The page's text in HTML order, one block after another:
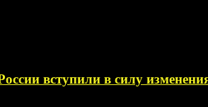
вступили в силу